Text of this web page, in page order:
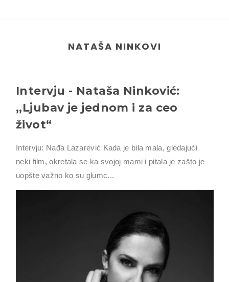
NATAŠA NINKOVI
Intervju - Nataša Ninković:
,,Ljubav je jednom i za ceo
život“
Intervju: Nađa Lazarević Kada je bila mala, gledajući
neki film, okretala se ka svojoj mami i pitala je zašto je
uopšte važno ko su glumc...